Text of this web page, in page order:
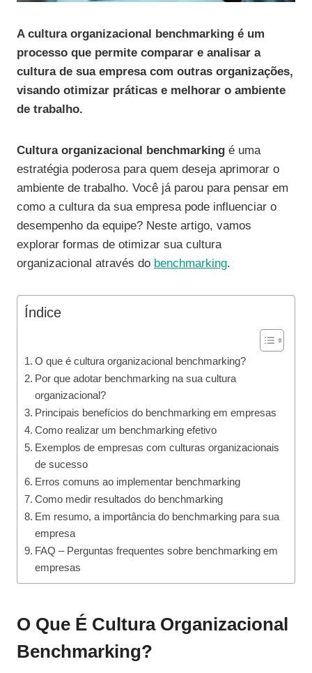
A cultura organizacional benchmarking é um
processo que permite comparar e analisar a
cultura de sua empresa com outras organizações,
visando otimizar práticas e melhorar o ambiente
de trabalho.
Cultura organizacional benchmarking é uma
estratégia poderosa para quem deseja aprimorar o
ambiente de trabalho. Você já parou para pensar em
como a cultura da sua empresa pode influenciar o
desempenho da equipe? Neste artigo, vamos
explorar formas de otimizar sua cultura
organizacional através do benchmarking.
Índice
O que é cultura organizacional benchmarking?
Por que adotar benchmarking na sua cultura
organizacional?
Principais benefícios do benchmarking em empresas
Como realizar um benchmarking efetivo
Exemplos de empresas com culturas organizacionais
de sucesso
Erros comuns ao implementar benchmarking
Como medir resultados do benchmarking
Em resumo, a importância do benchmarking para sua
empresa
FAQ – Perguntas frequentes sobre benchmarking em
empresas
O Que É Cultura Organizacional
Benchmarking?